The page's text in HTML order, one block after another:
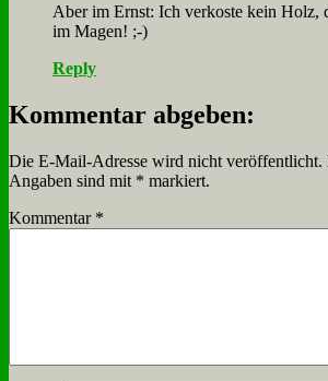
Aber im Ernst: Ich ver­ko­ste kein Holz,
im Ma­gen! ;-)
Reply
Kommentar abgeben:
Die E-Mail-Adresse wird nicht veröffentlicht.
Angaben sind mit * markiert.
Kommentar *